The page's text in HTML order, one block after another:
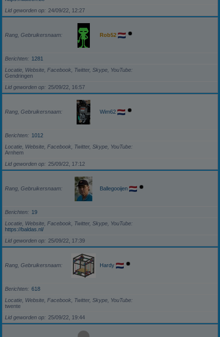
Lid geworden op
24/09/22, 12:27
Rang, Gebruikersnaam Rob52
Berichten
1281
Locatie, Website, Facebook, Twitter, Skype, YouTube
Gendringen
Lid geworden op
25/09/22, 16:57
Rang, Gebruikersnaam Wim62
Berichten
1012
Locatie, Website, Facebook, Twitter, Skype, YouTube
Arnhem
Lid geworden op
25/09/22, 17:12
Rang, Gebruikersnaam Ballegooijen
Berichten
19
Locatie, Website, Facebook, Twitter, Skype, YouTube
https://baldas.nl/
Lid geworden op
25/09/22, 17:39
Rang, Gebruikersnaam Hardy
Berichten
618
Locatie, Website, Facebook, Twitter, Skype, YouTube
twente
Lid geworden op
25/09/22, 19:44